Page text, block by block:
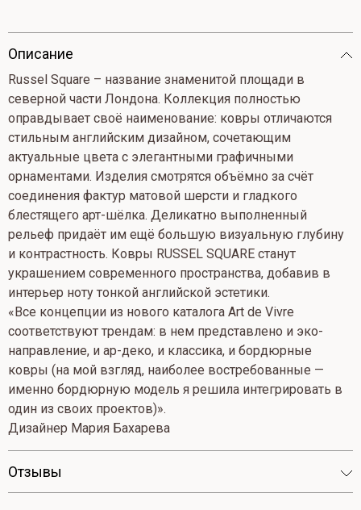
Опиcание
Russel Square – название знаменитой площади в
северной части Лондона. Коллекция полностью
оправдывает своё наименование: ковры отличаются
стильным английским дизайном, сочетающим
актуальные цвета с элегантными графичными
орнаментами. Изделия смотрятся объёмно за счёт
соединения фактур матовой шерсти и гладкого
блестящего арт-шёлка. Деликатно выполненный
рельеф придаёт им ещё большую визуальную глубину
и контрастность. Ковры RUSSEL SQUARE станут
украшением современного пространства, добавив в
интерьер ноту тонкой английской эстетики.
«Все концепции из нового каталога Art de Vivre
соответствуют трендам: в нем представлено и эко-
направление, и ар-деко, и классика, и бордюрные
ковры (на мой взгляд, наиболее востребованные —
именно бордюрную модель я решила интегрировать в
один из своих проектов)».
Дизайнер Мария Бахарева
Отзывы